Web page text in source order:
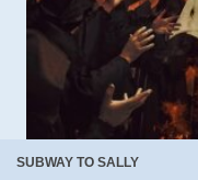
SUBWAY TO SALLY